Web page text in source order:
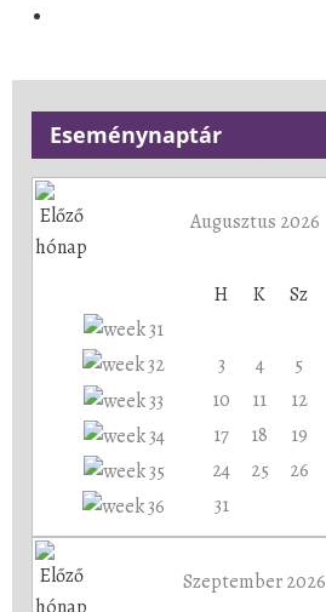
Eseménynaptár
Augusztus 2026
H K Sz
3
4 5
10
11 12
17
18 19
24
25 26
31
Szeptember 2026